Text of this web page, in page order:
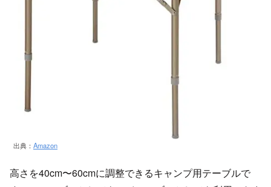
出典： Amazon
高さを40cm〜60cmに調整できるキャンプ用テーブルで